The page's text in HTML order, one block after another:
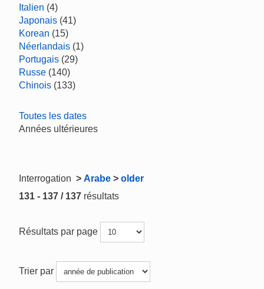
Italien (4)
Japonais (41)
Korean (15)
Néerlandais (1)
Portugais (29)
Russe (140)
Chinois (133)
Toutes les dates
Années ultérieures
Interrogation > Arabe > older
131 - 137 / 137 résultats
Résultats par page
Trier par